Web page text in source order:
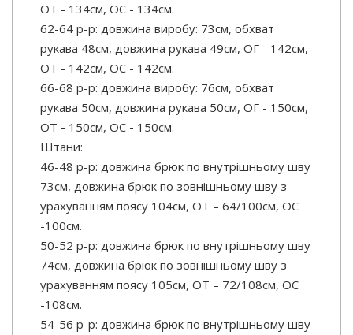
ОТ - 134см, ОС - 134см.
62-64 р-р: довжина виробу: 73см, обхват
рукава 48см, довжина рукава 49см, ОГ - 142см,
ОТ - 142см, ОС - 142см.
66-68 р-р: довжина виробу: 76см, обхват
рукава 50см, довжина рукава 50см, ОГ - 150см,
ОТ - 150см, ОС - 150см.
Штани:
46-48 р-р: довжина брюк по внутрішньому шву
73см, довжина брюк по зовнішньому шву з
урахуванням поясу 104см, ОТ – 64/100см, ОС
-100см.
50-52 р-р: довжина брюк по внутрішньому шву
74см, довжина брюк по зовнішньому шву з
урахуванням поясу 105см, ОТ – 72/108см, ОС
-108см.
54-56 р-р: довжина брюк по внутрішньому шву